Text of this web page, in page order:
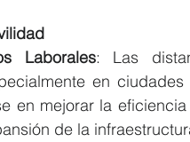
Laborales: Las
en
en mejorar la
de la